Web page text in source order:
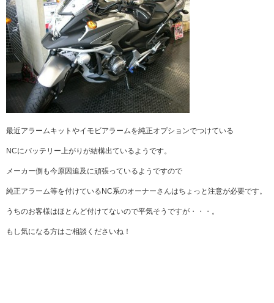
最近アラームキットやイモビアラームを純正オプションでつけている
NCにバッテリー上がりが結構出ているようです。
メーカー側も今原因追及に頑張っているようですので
純正アラーム等を付けているNC系のオーナーさんはちょっと注意が必要です。
うちのお客様はほとんど付けてないので平気そうですが・・・。
もし気になる方はご相談くださいね！